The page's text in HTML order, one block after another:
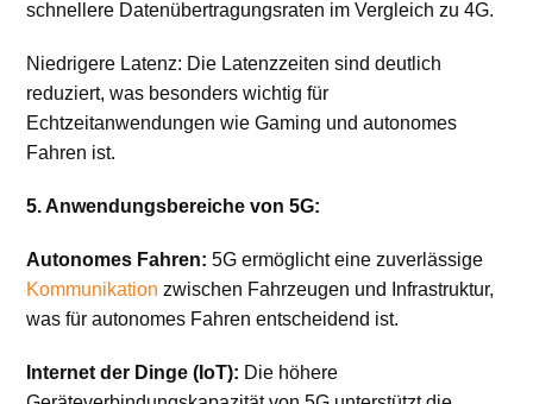
schnellere Datenübertragungsraten im Vergleich zu 4G.
Niedrigere Latenz: Die Latenzzeiten sind deutlich
reduziert, was besonders wichtig für
Echtzeitanwendungen wie Gaming und autonomes
Fahren ist.
5. Anwendungsbereiche von 5G:
Autonomes Fahren: 5G ermöglicht eine zuverlässige
Kommunikation zwischen Fahrzeugen und Infrastruktur,
was für autonomes Fahren entscheidend ist.
Internet der Dinge (IoT): Die höhere